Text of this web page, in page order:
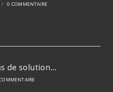
/ 0 COMMENTAIRE
de solution…